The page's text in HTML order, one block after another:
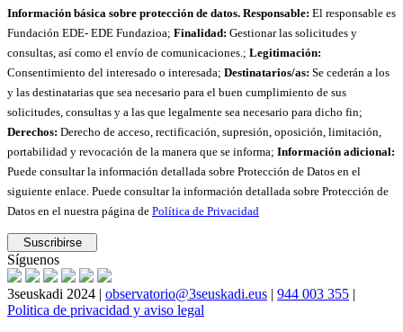
Información básica sobre protección de datos. Responsable: El responsable es
Fundación EDE- EDE Fundazioa; Finalidad: Gestionar las solicitudes y
consultas, así como el envío de comunicaciones.; Legitimación:
Consentimiento del interesado o interesada; Destinatarios/as: Se cederán a los
y las destinatarias que sea necesario para el buen cumplimiento de sus
solicitudes, consultas y a las que legalmente sea necesario para dicho fin;
Derechos: Derecho de acceso, rectificación, supresión, oposición, limitación,
portabilidad y revocación de la manera que se informa; Información adicional:
Puede consultar la información detallada sobre Protección de Datos en el
siguiente enlace. Puede consultar la información detallada sobre Protección de
Datos en el nuestra página de Política de Privacidad
Síguenos
3seuskadi 2024 | observatorio@3seuskadi.eus | 944 003 355 |
Politica de privacidad y aviso legal